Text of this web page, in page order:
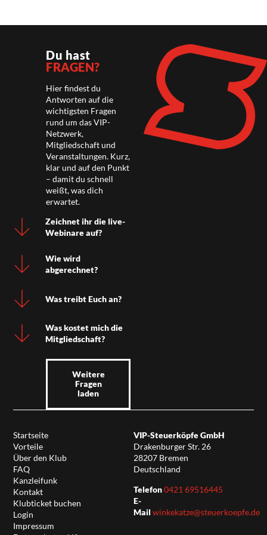
Du hast
FRAGEN?
Hier findest du
Antworten auf die
wichtigsten Fragen
rund um das VIP-
Netzwerk,
Mitgliedschaft und
Veranstaltungen. Kurz,
klar und auf den Punkt
– damit du schnell
weißt, was dich
erwartet.
Zeichnet ihr die live-
Webinare auf?
Wie wird
abgerechnet?
Was treibt Euch an?
Was kostet mich die
Mitgliedschaft?
Weitere
Fragen
laden
Startseite
Vorteile
Über den Klub
FAQ
Kanzleifunk
Kontakt
Klubticket buchen
Login
Impressum
VIP-Steuerköpfe GmbH
Drakenburger Str. 26
28207 Bremen
Deutschland
Telefon0421 69516445
E-
Mail winkekatze@steuerkoepfe.de